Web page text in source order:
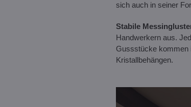
sich auch in seiner
Stabile
Handwerkern aus.
Gussstücke kommen
Kristallbehängen.